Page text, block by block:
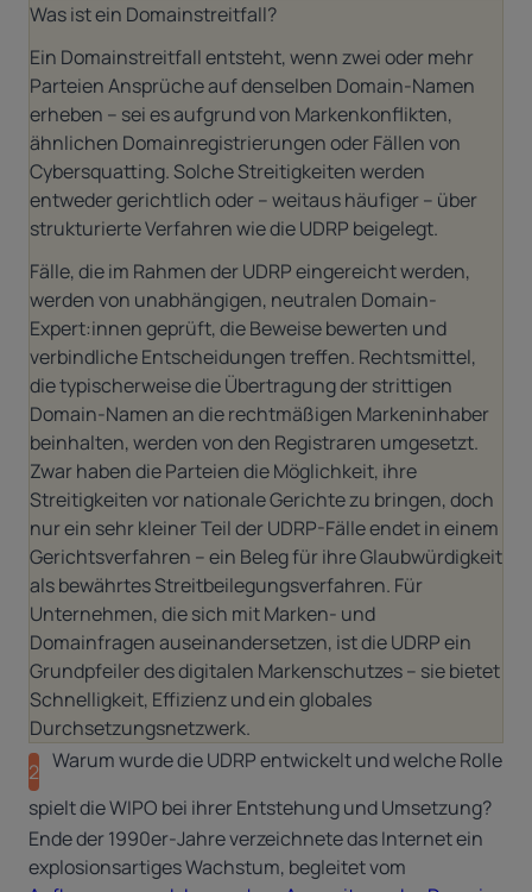
Was ist ein Domainstreitfall?
Ein Domainstreitfall entsteht, wenn zwei oder mehr
Parteien Ansprüche auf denselben Domain-Namen
erheben – sei es aufgrund von Markenkonflikten,
ähnlichen Domainregistrierungen oder Fällen von
Cybersquatting. Solche Streitigkeiten werden
entweder gerichtlich oder – weitaus häufiger – über
strukturierte Verfahren wie die UDRP beigelegt.
Fälle, die im Rahmen der UDRP eingereicht werden,
werden von unabhängigen, neutralen Domain-
Expert:innen geprüft, die Beweise bewerten und
verbindliche Entscheidungen treffen. Rechtsmittel,
die typischerweise die Übertragung der strittigen
Domain-Namen an die rechtmäßigen Markeninhaber
beinhalten, werden von den Registraren umgesetzt.
Zwar haben die Parteien die Möglichkeit, ihre
Streitigkeiten vor nationale Gerichte zu bringen, doch
nur ein sehr kleiner Teil der UDRP-Fälle endet in einem
Gerichtsverfahren – ein Beleg für ihre Glaubwürdigkeit
als bewährtes Streitbeilegungsverfahren. Für
Unternehmen, die sich mit Marken- und
Domainfragen auseinandersetzen, ist die UDRP ein
Grundpfeiler des digitalen Markenschutzes – sie bietet
Schnelligkeit, Effizienz und ein globales
Durchsetzungsnetzwerk.
2 Warum wurde die UDRP entwickelt und welche Rolle
spielt die WIPO bei ihrer Entstehung und Umsetzung?
Ende der 1990er-Jahre verzeichnete das Internet ein
explosionsartiges Wachstum, begleitet vom